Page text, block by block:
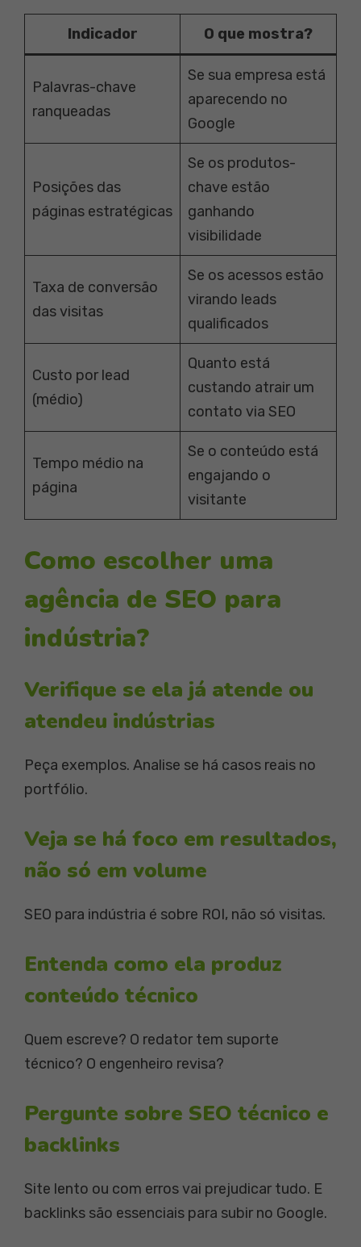
Indicador O que mostra?
Palavras-chave
ranqueadas
Se sua empresa está
aparecendo no
Google
Posições das
páginas estratégicas
Se os produtos-
chave estão
ganhando
visibilidade
Taxa de conversão
das visitas
Se os acessos estão
virando leads
qualificados
Custo por lead
(médio)
Quanto está
custando atrair um
contato via SEO
Tempo médio na
página
Se o conteúdo está
engajando o
visitante
Como escolher uma
agência de SEO para
indústria?
Verifique se ela já atende ou
atendeu indústrias
Peça exemplos. Analise se há casos reais no
portfólio.
Veja se há foco em resultados,
não só em volume
SEO para indústria é sobre ROI, não só visitas.
Entenda como ela produz
conteúdo técnico
Quem escreve? O redator tem suporte
técnico? O engenheiro revisa?
Pergunte sobre SEO técnico e
backlinks
Site lento ou com erros vai prejudicar tudo. E
backlinks são essenciais para subir no Google.